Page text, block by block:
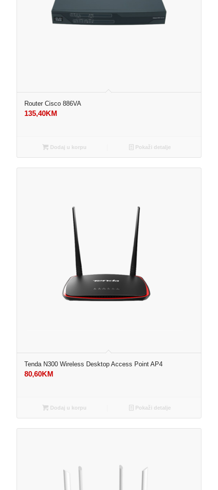
Router Cisco 886VA
135,40KM
Dodaj u korpu Pokaži detalje
Tenda N300 Wireless Desktop Access Point AP4
80,60KM
Dodaj u korpu Pokaži detalje